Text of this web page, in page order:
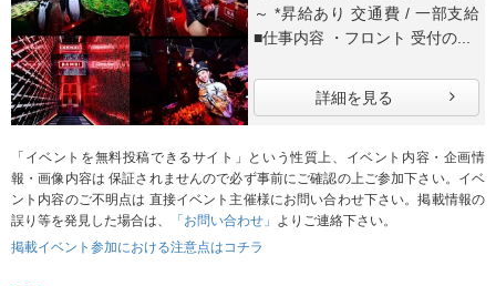
～ *昇給あり 交通費 / 一部支給
■仕事内容 ・フロント 受付の...
詳細を見る
「イベントを無料投稿できるサイト」という性質上、イベント内容・企画情
報・画像内容は 保証されませんので必ず事前にご確認の上ご参加下さい。イベ
ント内容のご不明点は 直接イベント主催様にお問い合わせ下さい。掲載情報の
誤り等を発見した場合は、
「お問い合わせ」 よりご連絡下さい。
掲載イベント参加における注意点はコチラ